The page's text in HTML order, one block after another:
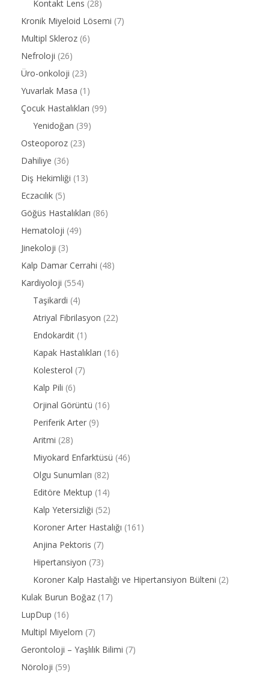
Kontakt Lens (28)
Kronik Miyeloid Lösemi (7)
Multipl Skleroz (6)
Nefroloji (26)
Üro-onkoloji (23)
Yuvarlak Masa (1)
Çocuk Hastalıkları (99)
Yenidoğan (39)
Osteoporoz (23)
Dahiliye (36)
Diş Hekimliği (13)
Eczacılık (5)
Göğüs Hastalıkları (86)
Hematoloji (49)
Jinekoloji (3)
Kalp Damar Cerrahi (48)
Kardiyoloji (554)
Taşikardi (4)
Atriyal Fibrilasyon (22)
Endokardit (1)
Kapak Hastalıkları (16)
Kolesterol (7)
Kalp Pili (6)
Orjinal Görüntü (16)
Periferik Arter (9)
Aritmi (28)
Miyokard Enfarktüsü (46)
Olgu Sunumları (82)
Editöre Mektup (14)
Kalp Yetersizliği (52)
Koroner Arter Hastalığı (161)
Anjina Pektoris (7)
Hipertansiyon (73)
Koroner Kalp Hastalığı ve Hipertansiyon Bülteni (2)
Kulak Burun Boğaz (17)
LupDup (16)
Multipl Miyelom (7)
Gerontoloji – Yaşlılık Bilimi (7)
Nöroloji (59)